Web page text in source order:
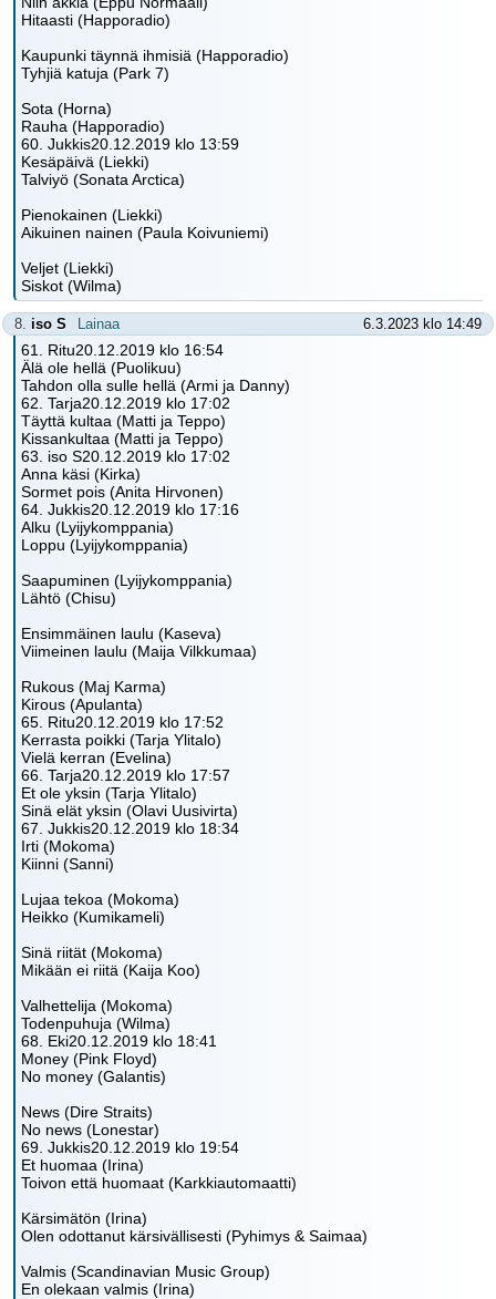
Hitaasti (Happoradio)
Kaupunki täynnä ihmisiä (Happoradio)
Tyhjiä katuja (Park 7)
Sota (Horna)
Rauha (Happoradio)
60. Jukkis20.12.2019 klo 13:59
Kesäpäivä (Liekki)
Talviyö (Sonata Arctica)
Pienokainen (Liekki)
Aikuinen nainen (Paula Koivuniemi)
Veljet (Liekki)
Siskot (Wilma)
8. iso S Lainaa 6.3.2023 klo 14:49
61. Ritu20.12.2019 klo 16:54
Älä ole hellä (Puolikuu)
Tahdon olla sulle hellä (Armi ja Danny)
62. Tarja20.12.2019 klo 17:02
Täyttä kultaa (Matti ja Teppo)
Kissankultaa (Matti ja Teppo)
63. iso S20.12.2019 klo 17:02
Anna käsi (Kirka)
Sormet pois (Anita Hirvonen)
64. Jukkis20.12.2019 klo 17:16
Alku (Lyijykomppania)
Loppu (Lyijykomppania)
Saapuminen (Lyijykomppania)
Lähtö (Chisu)
Ensimmäinen laulu (Kaseva)
Viimeinen laulu (Maija Vilkkumaa)
Rukous (Maj Karma)
Kirous (Apulanta)
65. Ritu20.12.2019 klo 17:52
Kerrasta poikki (Tarja Ylitalo)
Vielä kerran (Evelina)
66. Tarja20.12.2019 klo 17:57
Et ole yksin (Tarja Ylitalo)
Sinä elät yksin (Olavi Uusivirta)
67. Jukkis20.12.2019 klo 18:34
Irti (Mokoma)
Kiinni (Sanni)
Lujaa tekoa (Mokoma)
Heikko (Kumikameli)
Sinä riität (Mokoma)
Mikään ei riitä (Kaija Koo)
Valhettelija (Mokoma)
Todenpuhuja (Wilma)
68. Eki20.12.2019 klo 18:41
Money (Pink Floyd)
No money (Galantis)
News (Dire Straits)
No news (Lonestar)
69. Jukkis20.12.2019 klo 19:54
Et huomaa (Irina)
Toivon että huomaat (Karkkiautomaatti)
Kärsimätön (Irina)
Olen odottanut kärsivällisesti (Pyhimys & Saimaa)
Valmis (Scandinavian Music Group)
En olekaan valmis (Irina)